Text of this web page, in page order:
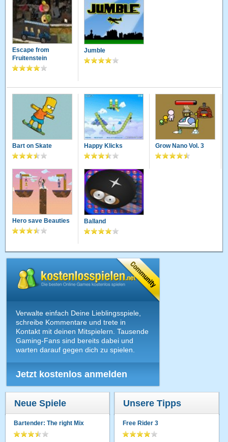
Escape from
Fruitenstein
Jumble
Bart on Skate Happy Klicks Grow Nano Vol. 3
Hero save Beauties Balland
Verwalte einfach Deine Lieblingsspiele,
schreibe Kommentare und trete in
Kontakt mit deinen Mitspielern. Tausende
Gaming-Fans sind bereits dabei und
warten darauf gegen dich zu spielen.
Jetzt kostenlos anmelden
Neue Spiele
Bartender: The right Mix
Unsere Tipps
Free Rider 3